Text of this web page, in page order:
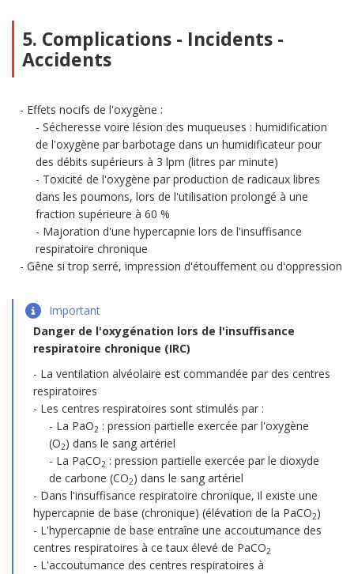
5. Complications - Incidents -
Accidents
Effets nocifs de l'oxygène :
Sécheresse voire lésion des muqueuses : humidification
de l'oxygène par barbotage dans un humidificateur pour
des débits supérieurs à 3 lpm (litres par minute)
Toxicité de l'oxygène par production de radicaux libres
dans les poumons, lors de l'utilisation prolongé à une
fraction supérieure à 60 %
Majoration d'une hypercapnie lors de l'insuffisance
respiratoire chronique
Gêne si trop serré, impression d'étouffement ou d'oppression
Important
Danger de l'oxygénation lors de l'insuffisance
respiratoire chronique (IRC)
La ventilation alvéolaire est commandée par des centres
respiratoires
Les centres respiratoires sont stimulés par :
La PaO2 : pression partielle exercée par l'oxygène
(O2) dans le sang artériel
La PaCO2 : pression partielle exercée par le dioxyde
de carbone (CO2) dans le sang artériel
Dans l'insuffisance respiratoire chronique, il existe une
hypercapnie de base (chronique) (élévation de la PaCO2)
L'hypercapnie de base entraîne une accoutumance des
centres respiratoires à ce taux élevé de PaCO2
L'accoutumance des centres respiratoires à